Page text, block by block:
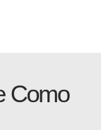
Como